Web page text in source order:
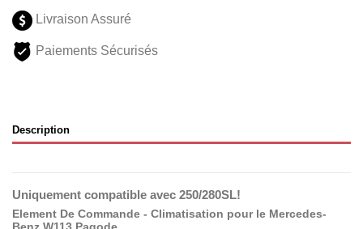
Livraison Assuré
Paiements Sécurisés
Description
Uniquement compatible avec 250/280SL!
Element De Commande - Climatisation pour le Mercedes-